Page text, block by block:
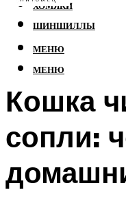
ХОМЯКИ
ШИНШИЛЛЫ
МЕНЮ
МЕНЮ
Кошка
сопли: